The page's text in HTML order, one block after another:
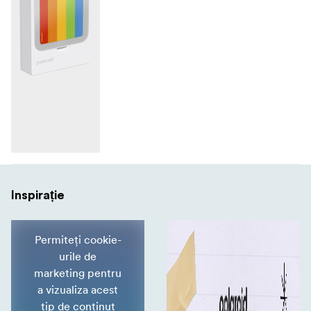
Inspirație
Permiteți cookie-
urile de
marketing pentru
a vizualiza acest
tip de conținut